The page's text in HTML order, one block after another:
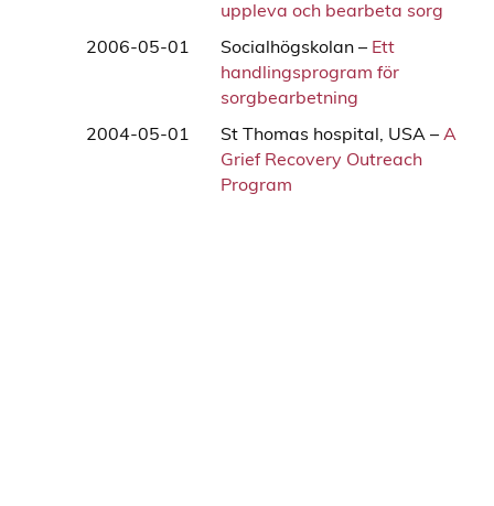
uppleva och bearbeta sorg
2006-05-01 Socialhögskolan – Ett
handlingsprogram för
sorgbearbetning
2004-05-01 St Thomas hospital, USA – A
Grief Recovery Outreach
Program